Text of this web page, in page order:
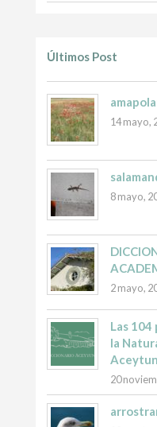
Últimos Post
14 mayo,
8 mayo,
2 mayo,
Las 104
la
20